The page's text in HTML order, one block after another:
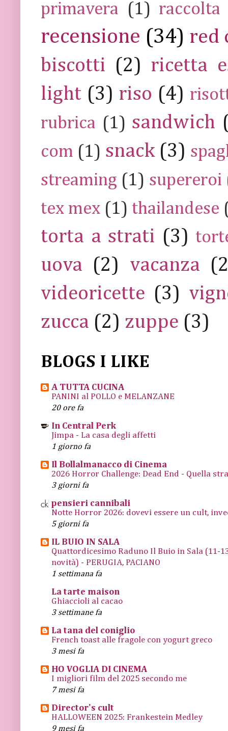
primavera (1) raccolta
recensione (34) red
biscotti (2) ricetta
light (3) riso (4)
rubrica (1) sandwich
com (1) snack (3)
streaming (1) supereroi
tex mex (1) thailandese
torta a strati (3)
uova (2) vacanza
videoricette (3)
zucca (2) zuppe (3)
BLOGS I LIKE
A TUTTA CUCINA
PANINI al POLLO e MELANZANE
20 ore fa
In Central Perk
Jimpa - La casa degli affetti
1 giorno fa
Il Bollalmanacco di Cinema
2026 Horror Challenge: Dead End - Quella
3 giorni fa
pensieri cannibali
Notte Horror 2026: dovevi essere un cult,
5 giorni fa
IL BUIO IN SALA
Quattordicesimo Raduno Il Buio in Sala (11-
novità) - PERUGIA, PACIANO
1 settimana fa
La tarte maison
Ghiaccioli al cacao
3 settimane fa
La tana del coniglio
French toast alle fragole con yogurt greco
3 mesi fa
HO VOGLIA DI CINEMA
I migliori film del 2025 secondo me
7 mesi fa
Director's cult
HALLOWEEN 2025: Frankestein Medley
9 mesi fa